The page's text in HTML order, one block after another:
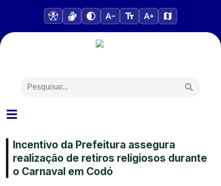
Incentivo da Prefeitura assegura
realização de retiros religiosos durante
o Carnaval em Codó